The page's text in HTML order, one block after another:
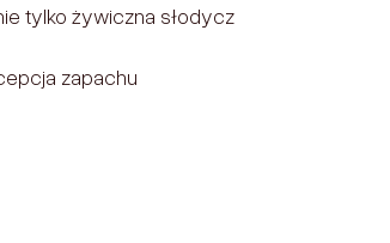
tylko żywiczna słodycz
zapachu